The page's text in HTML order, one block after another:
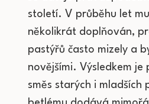
století. V průběhu let
několikrát doplňován,
pastýřů často mizely a
novějšími. Výsledkem je
směs starých i mladších